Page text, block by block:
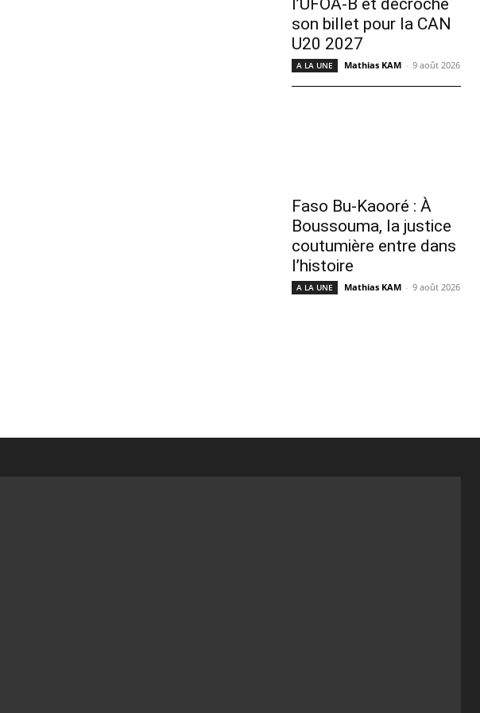
l’UFOA-B et décroche
son billet pour la CAN
U20 2027
A LA UNE Mathias KAM - 9 août 2026
Faso Bu-Kaooré : À
Boussouma, la justice
coutumière entre dans
l’histoire
A LA UNE Mathias KAM - 9 août 2026